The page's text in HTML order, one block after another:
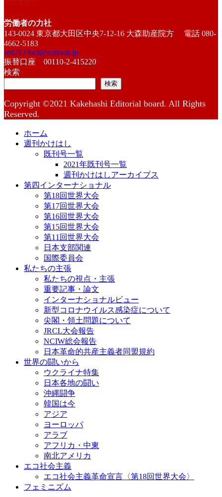
労働者の力社
143-0024 東京都大田区中央7-12-16 大森助産院方 電話 080-
4662-5183
red2129oct@outlook.jp
振替口座 00110-2-415220
検索
検索
Copyright ©2021 Kakehashi Editorial board. All Rights
Reserved.
ホーム
週刊かけはし
既刊号一覧
2021年既刊号一覧
週刊かけはしアーカイブス
第四インターナショナル
第18回世界大会
第17回世界大会
第16回世界大会
第15回世界大会
第11回世界大会
日本支部関連
国際委員会
私たちの主張
私たちの視点・主張
重要記事・論文
インターナショナルビュー
新型コロナウイルス感染症について
尖閣・領土問題について
JRCL大会報告
NCIW総会報告
日本革命的共産主義者同盟規約
世界の闘いから
ウクライナ特集
日本各地の闘い
沖縄闘争
韓国は今
アジア
ヨーロッパ
アラブ
アフリカ・中東
南北アメリカ
エコ社会主義
エコ社会主義革命宣言〈第18回世界大会〉
フェミニズム